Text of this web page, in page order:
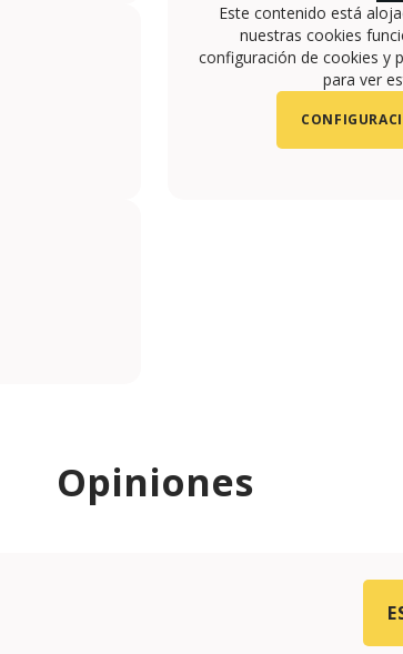
Este contenido está
nuestras cookies
configuración de cookies y
para ver
Opiniones